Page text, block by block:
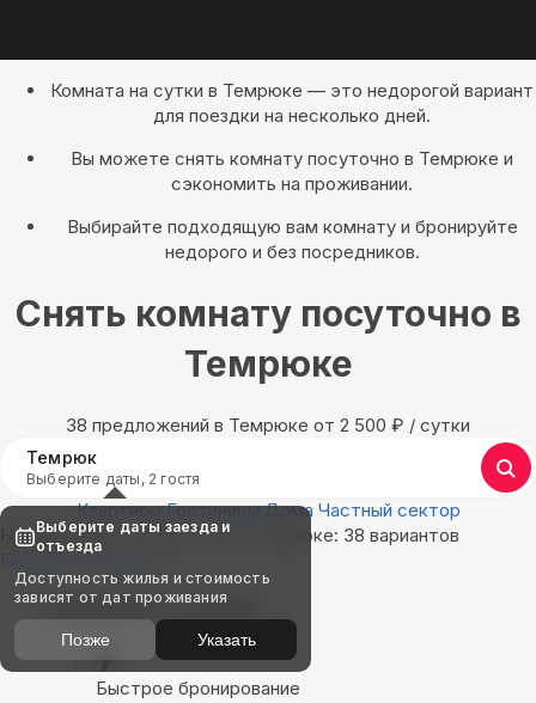
Комната на сутки в Темрюке — это недорогой вариант
для поездки на несколько дней.
Вы можете снять комнату посуточно в Темрюке и
сэкономить на проживании.
Выбирайте подходящую вам комнату и бронируйте
недорого и без посредников.
Снять комнату посуточно в
Темрюке
38 предложений в Темрюке oт 2 500 ₽ / сутки
Темрюк
Выберите даты, 2 гостя
Квартиры Гостиницы Дома Частный сектор
Найдём, где остановиться в Темрюке: 38 вариантов
Показать на карте
Выбирайте лучшее
Быстрое бронирование
Выберите даты заезда и
отъезда
Доступность жилья и стоимость
зависят от дат проживания
Позже Указать